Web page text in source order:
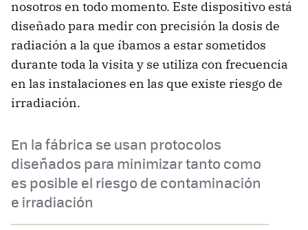
nosotros en todo momento. Este dispositivo está
diseñado para medir con precisión la dosis de
radiación a la que íbamos a estar sometidos
durante toda la visita y se utiliza con frecuencia
en las instalaciones en las que existe riesgo de
irradiación.
En la fábrica se usan protocolos
diseñados para minimizar tanto como
es posible el riesgo de contaminación
e irradiación